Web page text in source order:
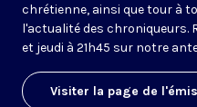
chrétienne, ainsi que tour à
l'actualité des chroniqueurs.
et jeudi à 21h45 sur notre
Visiter la page de